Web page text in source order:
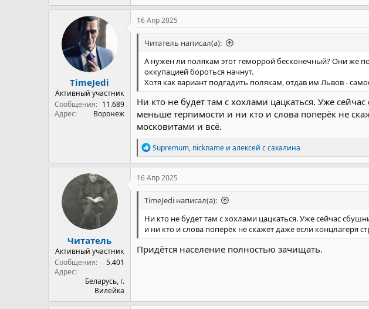
TimeJedi
Активный участник
Сообщения
11.689
Адрес
Воронеж
16 Апр 2025
Читатель написал(а):
А нужен ли полякам этот геморрой бесконечный? Они же
оккупацией бороться начнут.
Хотя как вариант подгадить полякам, отдав им Львов -
Ни кто не будет там с хохлами цацкаться. Уже
меньше терпимости и ни кто и слова поперёк не
московитами и всё.
Р
е
а
к
ц
и
Supremum, nickname и алексей с сахалина
Читатель
Активный участник
Сообщения
5.401
Адрес
Беларусь, г.
Вилейка
16 Апр 2025
TimeJedi написал(а):
Ни кто не будет там с хохлами цацкаться. Уже сейчас
и ни кто и слова поперёк не скажет даже если концлагеря
Придётся население полностью зачищать.